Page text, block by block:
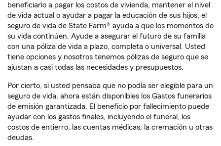
beneficiario a pagar los costos de vivienda, mantener el nivel
de vida actual o ayudar a pagar la educación de sus hijos, el
seguro de vida de State Farm® ayuda a que los momentos de
su vida continúen. Ayude a asegurar el futuro de su familia
con una póliza de vida a plazo, completa o universal. Usted
tiene opciones y nosotros tenemos pólizas de seguro que se
ajustan a casi todas las necesidades y presupuestos.
Por cierto, si usted pensaba que no podía ser elegible para un
seguro de vida, ahora están disponibles los Gastos funerarios
de emisión garantizada. El beneficio por fallecimiento puede
ayudar con los gastos finales, incluyendo el funeral, los
costos de entierro, las cuentas médicas, la cremación u otras
deudas.